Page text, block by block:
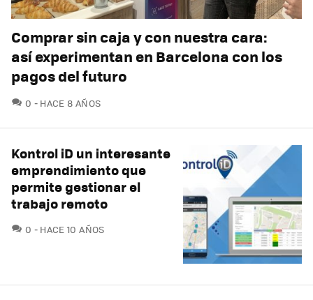
Comprar sin caja y con nuestra cara:
así experimentan en Barcelona con los
pagos del futuro
0 COMENTARIOS
HACE 8 AÑOS
Kontrol iD un interesante
emprendimiento que
permite gestionar el
trabajo remoto
0 COMENTARIOS
HACE 10 AÑOS